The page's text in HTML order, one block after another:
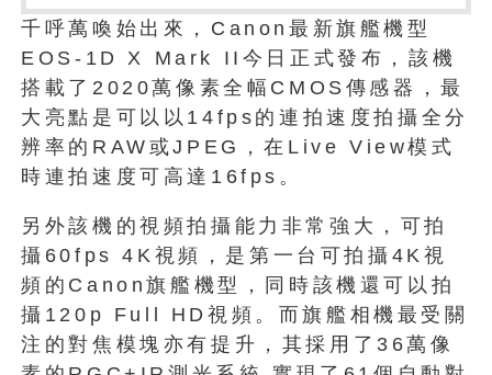
千呼萬喚始出來，Canon最新旗艦機型
EOS-1D X Mark II今日正式發布，該機
搭載了2020萬像素全幅CMOS傳感器，最
大亮點是可以以14fps的連拍速度拍攝全分
辨率的RAW或JPEG，在Live View模式
時連拍速度可高達16fps。
另外該機的視頻拍攝能力非常強大，可拍
攝60fps 4K視頻，是第一台可拍攝4K視
頻的Canon旗艦機型，同時該機還可以拍
攝120p Full HD視頻。而旗艦相機最受關
注的對焦模塊亦有提升，其採用了36萬像